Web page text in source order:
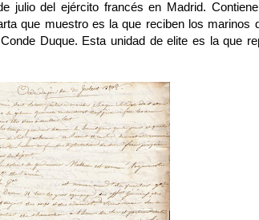
julio del ejército francés en Madrid.
que muestro es la que reciben los marinos
Duque. Esta unidad de elite es la que